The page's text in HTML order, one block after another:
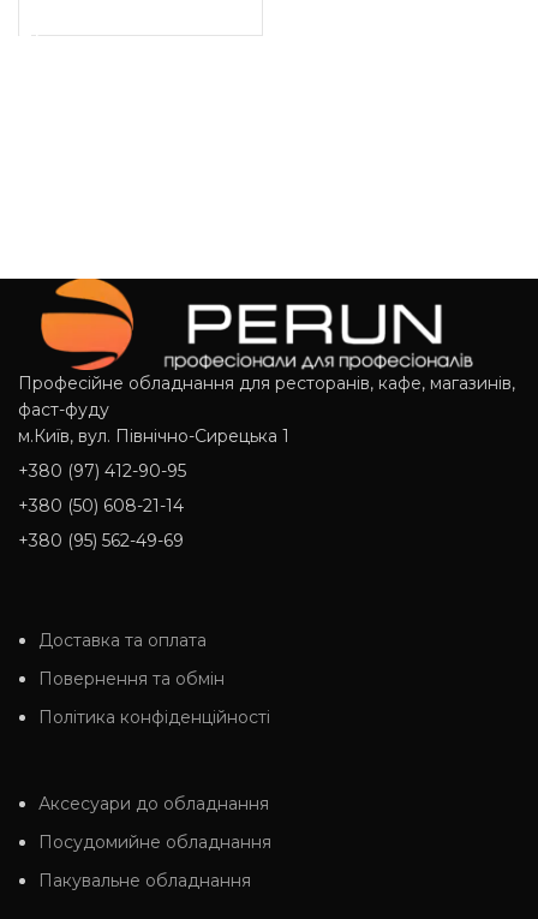
Професійне обладнання для ресторанів, кафе, магазинів,
фаст-фуду
м.Київ, вул. Північно-Сирецька 1
+380 (97) 412-90-95
+380 (50) 608-21-14
+380 (95) 562-49-69
Доставка та оплата
Повернення та обмін
Політика конфіденційності
Аксесуари до обладнання
Посудомийне обладнання
Пакувальне обладнання